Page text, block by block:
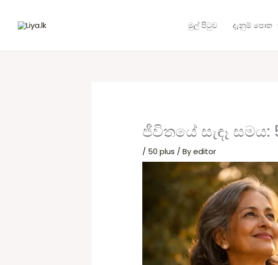
මුල් පිටුව දැනුම් පොත
ජීවිතයේ සැඳෑ
/ 50 plus / Byeditor